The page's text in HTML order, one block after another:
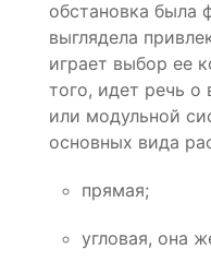
обстановка была
выглядела
играет выбор ее
того, идет речь о
или модульной
основных вида
прямая;
угловая, она